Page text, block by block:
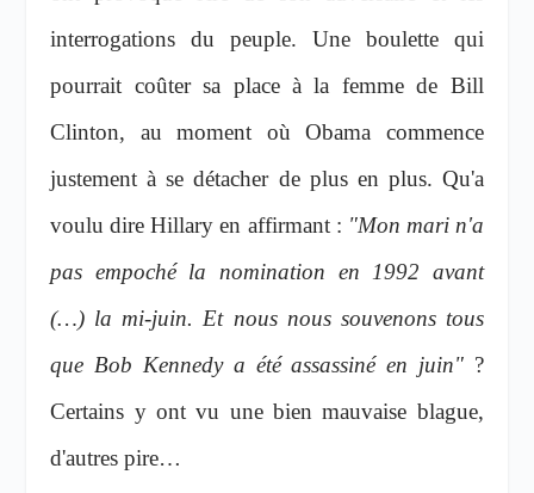
interrogations du peuple. Une boulette qui
pourrait coûter sa place à la femme de Bill
Clinton, au moment où Obama commence
justement à se détacher de plus en plus. Qu'a
voulu dire Hillary en affirmant : "Mon mari n'a
pas empoché la nomination en 1992 avant
(…) la mi-juin. Et nous nous souvenons tous
que Bob Kennedy a été assassiné en juin"?
Certains y ont vu une bien mauvaise blague,
d'autres pire…